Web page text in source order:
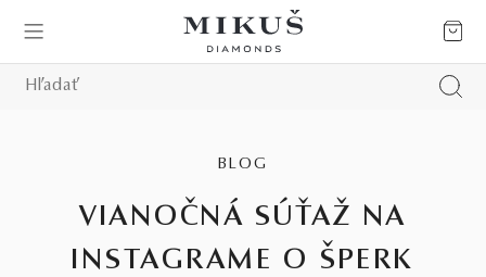
BLOG
VIANOČNÁ SÚŤAŽ NA
INSTAGRAME O ŠPERK